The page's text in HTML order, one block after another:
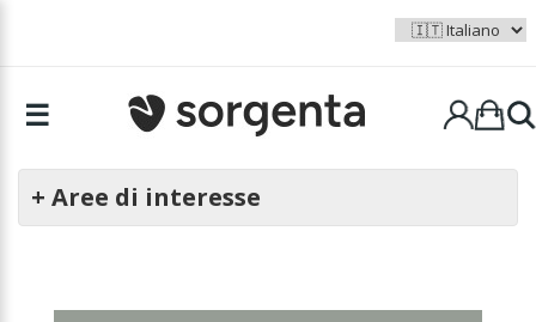
☰
+ Aree di interesse